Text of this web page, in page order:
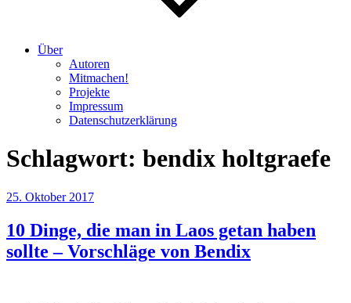
Über
Autoren
Mitmachen!
Projekte
Impressum
Datenschutzerklärung
Schlagwort: bendix holtgraefe
Veröffentlicht
25. Oktober 2017
10 Dinge, die man in Laos getan haben
sollte – Vorschläge von Bendix